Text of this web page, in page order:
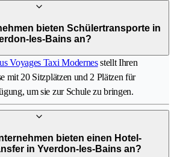
bieten Schülertransporte in
les-Bains an?
Voyages Taxi Modernesstellt Ihren
mit 20 Sitzplätzen und 2 Plätzen für
um sie zur Schule zu bringen.
bieten einen Hotel-
in Yverdon-les-Bains an?